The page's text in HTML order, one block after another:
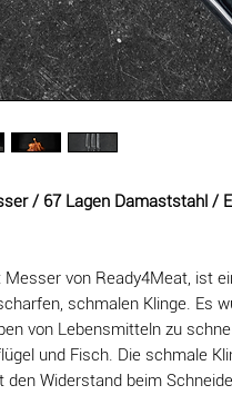
/ 67 Lagen Damaststahl /
Messer von Ready4Meat, ist
schmalen Klinge. Es
von Lebensmitteln zu
und Fisch. Die schmale
Widerstand beim